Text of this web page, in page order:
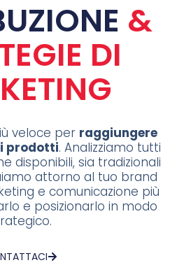
&
DI
veloce per raggiungere
prodotti. Analizziamo tutti
disponibili, sia tradizionali
attorno al tuo brand
e comunicazione più
e posizionarlo in modo